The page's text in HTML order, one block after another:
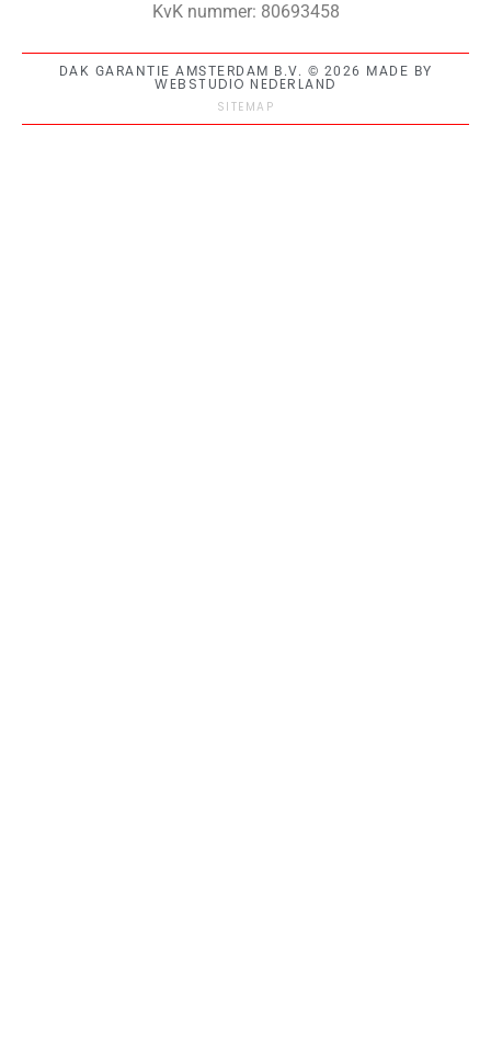
KvK nummer: 80693458
DAK GARANTIE AMSTERDAM B.V. © 2026 MADE BY
WEBSTUDIO NEDERLAND
SITEMAP